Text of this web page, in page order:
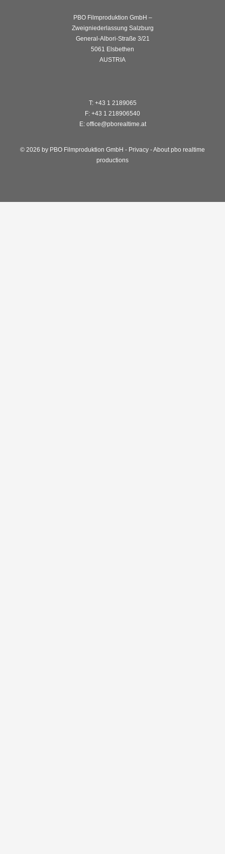
PBO Filmproduktion GmbH –
Zweigniederlassung Salzburg
General-Albori-Straße 3/21
5061 Elsbethen
AUSTRIA
T: +43 1 2189065
F: +43 1 218906540
E: office@pborealtime.at
© 2026 by PBO Filmproduktion GmbH - Privacy -About pbo realtime
productions